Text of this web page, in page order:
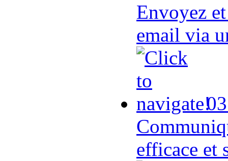
Envoyez
email via
03
efficace et